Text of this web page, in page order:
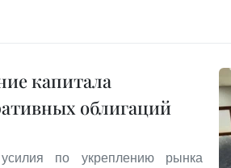
капитала
облигаций
по укреплению рынка